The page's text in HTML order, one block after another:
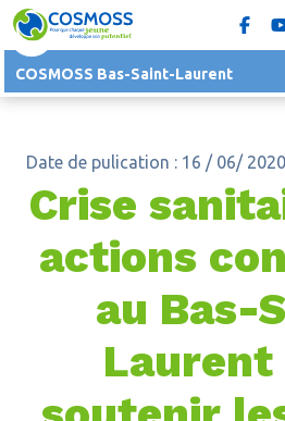
COSMOSS Bas-Saint-Laurent
Date de pulication : 16 / 06/ 2020
Crise
actions
au Bas-
Laurent